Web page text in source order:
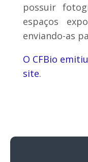
possuir
espaços
enviando-as
O CFBio
site.